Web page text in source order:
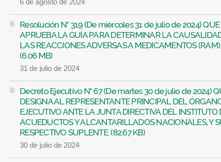
Resolución N° 319 (De miércoles 31 de julio de 2024) QUE
APRUEBA LA GUÍA PARA DETERMINAR LA
LAS REACCIONES ADVERSAS A MEDICAMENTOS (RAM).
(6.06 MB)
31 de julio de 2024
Decreto Ejecutivo N° 67 (De martes 30 de julio de 2024)
DESIGNA AL REPRESENTANTE PRINCIPAL DEL
EJECUTIVO ANTE LA JUNTA DIRECTIVA DEL INSTITUTO
ACUEDUCTOS Y ALCANTARILLADOS NACIONALES, Y
RESPECTIVO SUPLENTE. (82.67 KB)
30 de julio de 2024